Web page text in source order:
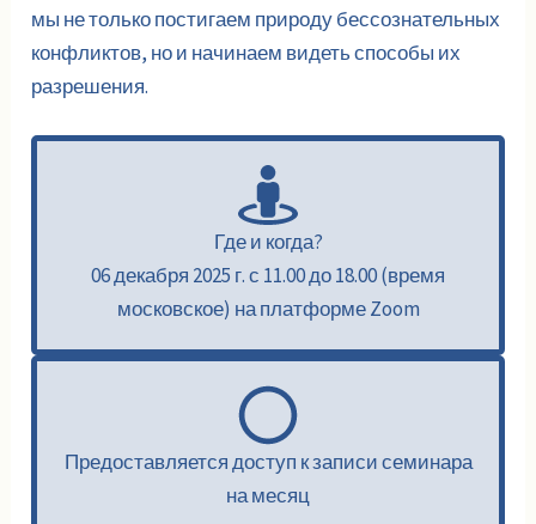
мы не только постигаем природу бессознательных
конфликтов, но и начинаем видеть способы их
разрешения.
Где и когда?
06 декабря 2025 г. с 11.00 до 18.00 (время
московское) на платформе Zoom
Предоставляется доступ к записи семинара
на месяц